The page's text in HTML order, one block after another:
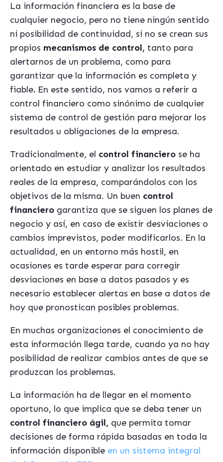
La información financiera es la base de
cualquier negocio, pero no tiene ningún sentido
ni posibilidad de continuidad, si no se crean sus
propios mecanismos de control, tanto para
alertarnos de un problema, como para
garantizar que la información es completa y
fiable. En este sentido, nos vamos a referir a
control financiero como sinónimo de cualquier
sistema de control de gestión para mejorar los
resultados u obligaciones de la empresa.
Tradicionalmente, el control financiero se ha
orientado en estudiar y analizar los resultados
reales de la empresa, comparándolos con los
objetivos de la misma. Un buen control
financiero garantiza que se siguen los planes de
negocio y así, en caso de existir desviaciones o
cambios imprevistos, poder modificarlos. En la
actualidad, en un entorno más hostil, en
ocasiones es tarde esperar para corregir
desviaciones en base a datos pasados y es
necesario establecer alertas en base a datos de
hoy que pronostican posibles problemas.
En muchas organizaciones el conocimiento de
esta información llega tarde, cuando ya no hay
posibilidad de realizar cambios antes de que se
produzcan los problemas.
La información ha de llegar en el momento
oportuno, lo que implica que se deba tener un
control financiero ágil, que permita tomar
decisiones de forma rápida basadas en toda la
información disponible en un sistema integral